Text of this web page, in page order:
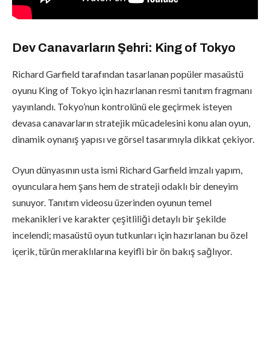
Dev Canavarların Şehri: King of Tokyo
Richard Garfield tarafından tasarlanan popüler masaüstü
oyunu King of Tokyo için hazırlanan resmi tanıtım fragmanı
yayınlandı. Tokyo’nun kontrolünü ele geçirmek isteyen
devasa canavarların stratejik mücadelesini konu alan oyun,
dinamik oynanış yapısı ve görsel tasarımıyla dikkat çekiyor.
Oyun dünyasının usta ismi Richard Garfield imzalı yapım,
oyunculara hem şans hem de strateji odaklı bir deneyim
sunuyor. Tanıtım videosu üzerinden oyunun temel
mekanikleri ve karakter çeşitliliği detaylı bir şekilde
incelendi; masaüstü oyun tutkunları için hazırlanan bu özel
içerik, türün meraklılarına keyifli bir ön bakış sağlıyor.